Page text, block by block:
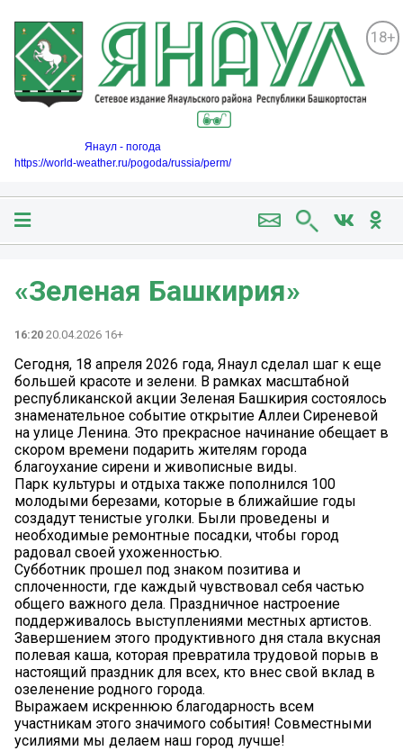
18+
Янаул - погода
https://world-weather.ru/pogoda/russia/perm/
«Зеленая Башкирия»
16:20 20.04.2026 16+
Сегодня, 18 апреля 2026 года, Янаул сделал шаг к еще
большей красоте и зелени. В рамках масштабной
республиканской акции Зеленая Башкирия состоялось
знаменательное событие открытие Аллеи Сиреневой
на улице Ленина. Это прекрасное начинание обещает в
скором времени подарить жителям города
благоухание сирени и живописные виды.
Парк культуры и отдыха также пополнился 100
молодыми березами, которые в ближайшие годы
создадут тенистые уголки. Были проведены и
необходимые ремонтные посадки, чтобы город
радовал своей ухоженностью.
Субботник прошел под знаком позитива и
сплоченности, где каждый чувствовал себя частью
общего важного дела. Праздничное настроение
поддерживалось выступлениями местных артистов.
Завершением этого продуктивного дня стала вкусная
полевая каша, которая превратила трудовой порыв в
настоящий праздник для всех, кто внес свой вклад в
озеленение родного города.
Выражаем искреннюю благодарность всем
участникам этого значимого события! Совместными
усилиями мы делаем наш город лучше!